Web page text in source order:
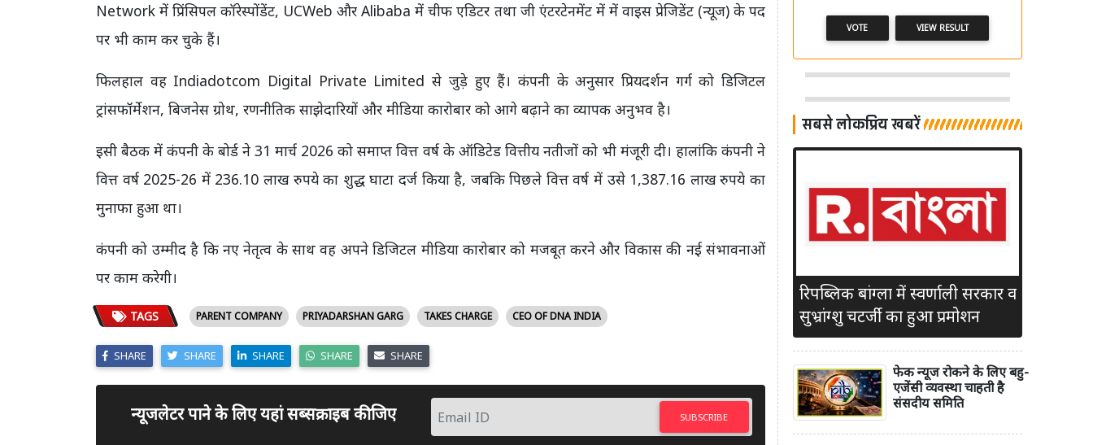
Network में प्रिंसिपल कॉरेस्पोंडेंट, UCWeb और Alibaba में चीफ एडिटर तथा जी एंटरटेनमेंट में में वाइस प्रेजिडेंट (न्यूज) के पद
पर भी काम कर चुके हैं।
फिलहाल वह Indiadotcom Digital Private Limited से जुड़े हुए हैं। कंपनी के अनुसार प्रियदर्शन गर्ग को डिजिटल
ट्रांसफॉर्मेशन, बिजनेस ग्रोथ, रणनीतिक साझेदारियों और मीडिया कारोबार को आगे बढ़ाने का व्यापक अनुभव है।
इसी बैठक में कंपनी के बोर्ड ने 31 मार्च 2026 को समाप्त वित्त वर्ष के ऑडिटेड वित्तीय नतीजों को भी मंजूरी दी। हालांकि कंपनी ने
वित्त वर्ष 2025-26 में 236.10 लाख रुपये का शुद्ध घाटा दर्ज किया है, जबकि पिछले वित्त वर्ष में उसे 1,387.16 लाख रुपये का
मुनाफा हुआ था।
कंपनी को उम्मीद है कि नए नेतृत्व के साथ वह अपने डिजिटल मीडिया कारोबार को मजबूत करने और विकास की नई संभावनाओं
पर काम करेगी।
TAGS PARENT COMPANY PRIYADARSHAN GARG TAKES CHARGE CEO OF DNA INDIA
SHARE SHARE SHARE SHARE SHARE
न्यूजलेटर पाने के लिए यहां सब्सक्राइब कीजिए SUBSCRIBE
VOTE VIEW RESULT
सबसे लोकप्रिय खबरें
रिपब्लिक बांग्ला में स्वर्णाली सरकार व
सुभ्रांग्शु चटर्जी का हुआ प्रमोशन
फेक न्यूज रोकने के लिए बहु-
एजेंसी व्यवस्था चाहती है
संसदीय समिति